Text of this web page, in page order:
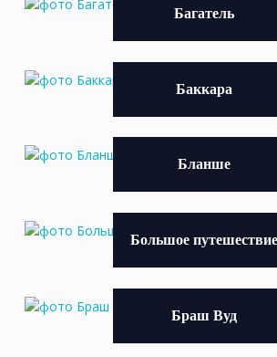
Багатель
Баккара
Бланше
Большое путешествие
Браш Вуд